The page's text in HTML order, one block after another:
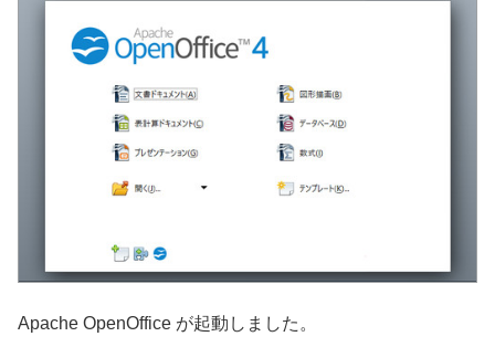
Apache OpenOffice が起動しました。